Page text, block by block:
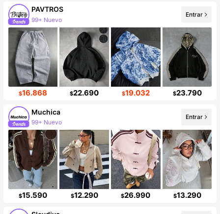
PAVTROS
99+ Nuevo
576K seguidores
Entrar
$16.868 $22.690 $19.032 $23.790
Muchica
99+ Nuevo
335K seguidores
Entrar
$15.590 $12.290 $26.990 $13.290